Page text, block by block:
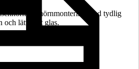
för hörnmontering med tydlig
och lättskött glas.